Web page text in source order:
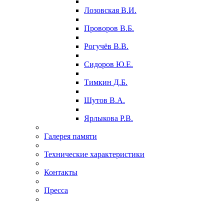
Лозовская В.И.
Проворов В.Б.
Рогучёв В.В.
Сидоров Ю.Е.
Тимкин Д.Б.
Шутов В.А.
Ярлыкова Р.В.
Галерея памяти
Технические характеристики
Контакты
Пресса